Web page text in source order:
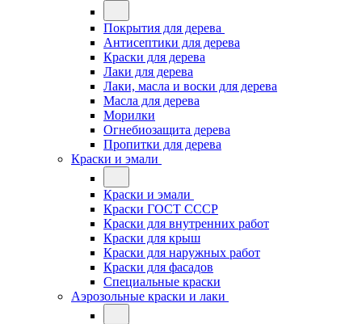
Покрытия для дерева
Антисептики для дерева
Краски для дерева
Лаки для дерева
Лаки, масла и воски для дерева
Масла для дерева
Морилки
Огнебиозащита дерева
Пропитки для дерева
Краски и эмали
Краски и эмали
Краски ГОСТ СССР
Краски для внутренних работ
Краски для крыш
Краски для наружных работ
Краски для фасадов
Специальные краски
Аэрозольные краски и лаки